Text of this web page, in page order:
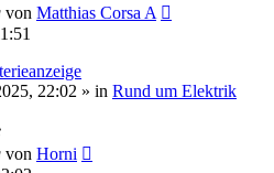
von Matthias Corsa A
22:02 » in Rund um Elektrik
von Horni